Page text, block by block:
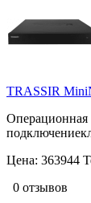
TRASSIR
Операционная
Цена: 363944
0 отзывов